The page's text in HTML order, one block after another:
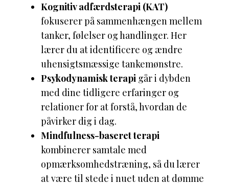
Kognitiv adfærdsterapi (KAT)
fokuserer på sammenhængen mellem
tanker, følelser og handlinger. Her
lærer du at identificere og ændre
uhensigtsmæssige tankemønstre.
Psykodynamisk terapi går i dybden
med dine tidligere erfaringer og
relationer for at forstå, hvordan de
påvirker dig i dag.
Mindfulness-baseret terapi
kombinerer samtale med
opmærksomhedstræning, så du lærer
at være til stede i nuet uden at dømme